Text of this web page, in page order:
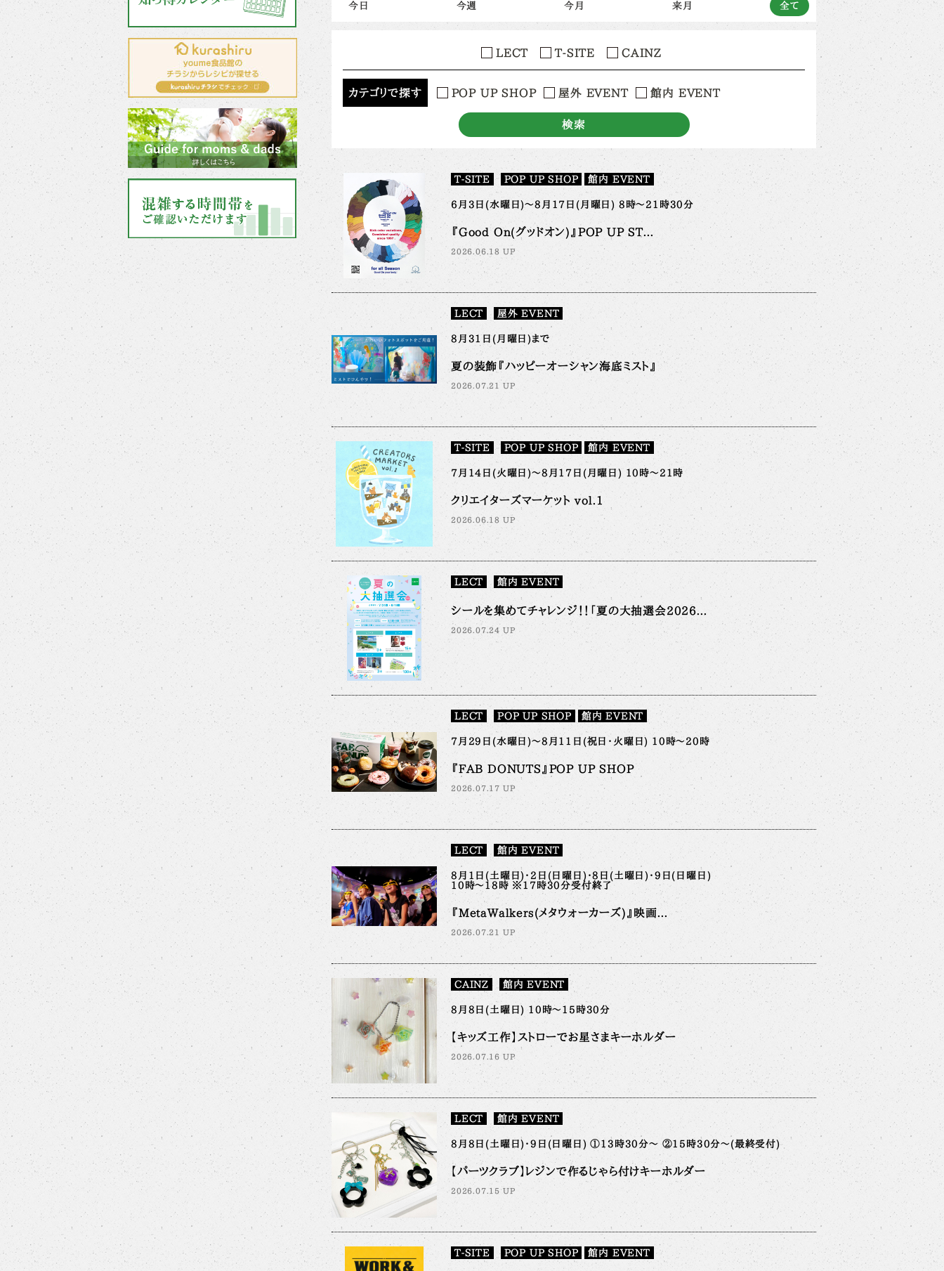
今日 今週 今月 来月 全て
LECT T-SITE CAINZ
カテゴリで探す POP UP SHOP 屋外 EVENT 館内 EVENT
検索
T-SITE POP UP SHOP 館内 EVENT
6月3日(水曜日)～8月17日(月曜日) 8時～21時30分
『Good On(グッドオン)』POP UP ST...
2026.06.18 UP
LECT 屋外 EVENT
8月31日(月曜日)まで
夏の装飾『ハッピーオーシャン海底ミスト』
2026.07.21 UP
T-SITE POP UP SHOP 館内 EVENT
7月14日(火曜日)～8月17日(月曜日) 10時～21時
クリエイターズマーケット vol.1
2026.06.18 UP
LECT 館内 EVENT
シールを集めてチャレンジ！！「夏の大抽選会2026...
2026.07.24 UP
LECT POP UP SHOP 館内 EVENT
7月29日(水曜日)～8月11日(祝日・火曜日) 10時～20時
『FAB DONUTS』POP UP SHOP
2026.07.17 UP
LECT 館内 EVENT
8月1日(土曜日)・2日(日曜日)・8日(土曜日)・9日(日曜日)
10時～18時 ※17時30分受付終了
『MetaWalkers(メタウォーカーズ)』映画...
2026.07.21 UP
CAINZ 館内 EVENT
8月8日(土曜日) 10時～15時30分
【キッズ工作】ストローでお星さまキーホルダー
2026.07.16 UP
LECT 館内 EVENT
8月8日(土曜日)・9日(日曜日) ①13時30分～ ②15時30分～(最終受付)
【パーツクラブ】レジンで作るじゃら付けキーホルダー
2026.07.15 UP
T-SITE POP UP SHOP 館内 EVENT